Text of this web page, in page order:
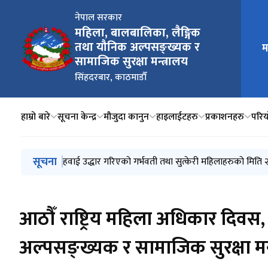
नेपाल सरकार
महिला, बालबालिका, लैङ्गिक
तथा यौनिक अल्पसङ्ख्यक र
सामाजिक सुरक्षा मन्त्रालय
सिंहदरबार, काठमाडौँ
मुख्य
हाम्रो बारे सूचना केन्द्र मौजुदा कानुन हाइलाईटहरु प्रकाशनहरु
मुख्य नेभिगेसनमा जानुहोस्
सूचना राष्ट्रिय दलित आयोगबाट सिफारिस भएको दलित समुदायको
महिला, बालबालिका, लैङ्गिक तथा यौनिक अल्पसङ्ख्यक र
हवाई उद्धार गरिएको गर्भवती तथा सुत्केरी महिलाहरुको
सामाजिक सुरक्षा भत्ता प्राप्त गर्न योग्य लाभग्राहीको
तथ्यांकमा ज्येष्ठ नागरिक, २०८३
आठौँ राष्ट्रिय महिला अधिकार
अल्पसङ्ख्यक र सामाजिक सुरक्षा